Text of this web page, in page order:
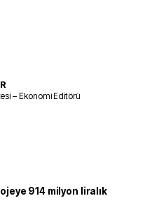
– Ekonomi Editörü
914 milyon liralık